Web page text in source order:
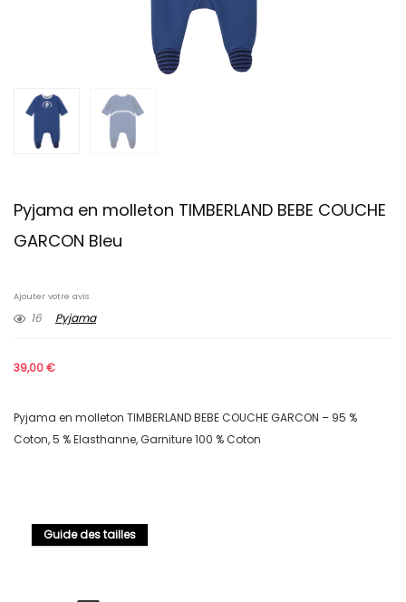
Pyjama en molleton TIMBERLAND BEBE COUCHE
GARCON Bleu
Ajouter votre avis
16 Pyjama
39,00€
Pyjama en molleton TIMBERLAND BEBE COUCHE GARCON – 95 %
Coton, 5 % Elasthanne, Garniture 100 % Coton
Guide des tailles